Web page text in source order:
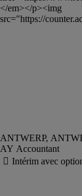
</em></p><img
src="https://
AY Accountant